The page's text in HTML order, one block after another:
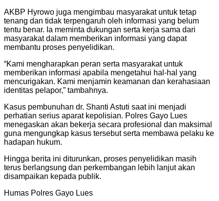
AKBP Hyrowo juga mengimbau masyarakat untuk tetap
tenang dan tidak terpengaruh oleh informasi yang belum
tentu benar. Ia meminta dukungan serta kerja sama dari
masyarakat dalam memberikan informasi yang dapat
membantu proses penyelidikan.
“Kami mengharapkan peran serta masyarakat untuk
memberikan informasi apabila mengetahui hal-hal yang
mencurigakan. Kami menjamin keamanan dan kerahasiaan
identitas pelapor,” tambahnya.
Kasus pembunuhan dr. Shanti Astuti saat ini menjadi
perhatian serius aparat kepolisian. Polres Gayo Lues
menegaskan akan bekerja secara profesional dan maksimal
guna mengungkap kasus tersebut serta membawa pelaku ke
hadapan hukum.
Hingga berita ini diturunkan, proses penyelidikan masih
terus berlangsung dan perkembangan lebih lanjut akan
disampaikan kepada publik.
Humas Polres Gayo Lues